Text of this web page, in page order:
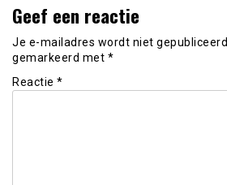
Geef een reactie
Je e-mailadres wordt niet gepubliceerd.
gemarkeerd met *
Reactie *